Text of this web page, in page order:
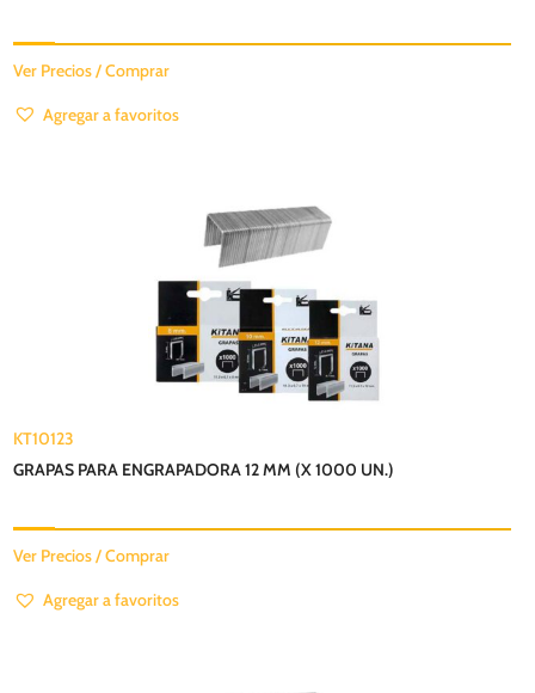
Ver Precios / Comprar
Agregar a favoritos
KT10123
GRAPAS PARA ENGRAPADORA 12 MM (X 1000 UN.)
Ver Precios / Comprar
Agregar a favoritos